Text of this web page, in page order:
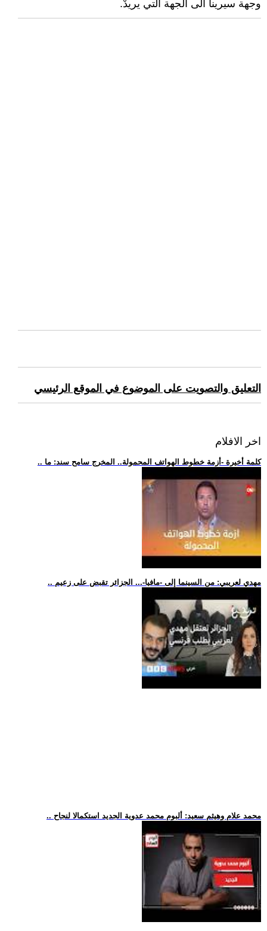
وجهة سيرينا الى الجهة التي يريدْ.
التعليق والتصويت على الموضوع في الموقع الرئيسي
اخر الافلام
.. كلمة أخيرة -أزمة خطوط الهواتف المحمولة.. المخرج سامح سند: ما
.. مهدي لعريبي: من السينما إلى -مافيا-... الجزائر تقبض على زعيم
.. محمد علام وهيثم سعيد: ألبوم محمد عدوية الجديد استكمالا لنجاح